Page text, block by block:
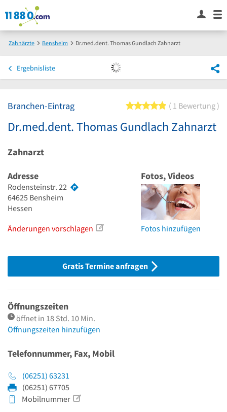
Zahnärzte Bensheim Dr.med.dent. Thomas Gundlach Zahnarzt
Ergebnisliste
Branchen-Eintrag 5 von 5 Sternen
1 Bewertung
Dr.med.dent. Thomas Gundlach Zahnarzt
Zahnarzt
Adresse
Rodensteinstr. 22
64625 Bensheim
Hessen
Änderungen vorschlagen
Fotos, Videos
Fotos hinzufügen
Gratis Termine anfragen
Öffnungszeiten
öffnet in 18 Std. 10 Min.
Öffnungszeiten hinzufügen
Telefonnummer, Fax, Mobil
(06251) 63231
(06251) 67705
Mobilnummer